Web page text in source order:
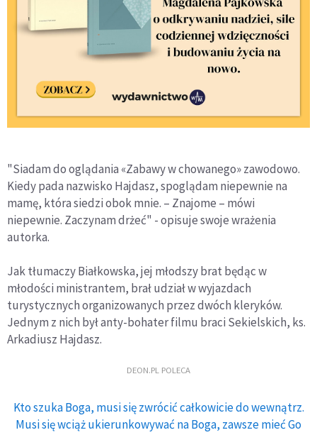
"Siadam do oglądania «Zabawy w chowanego»zawodowo.
Kiedy pada nazwisko Hajdasz, spoglądam niepewnie na
mamę, która siedzi obok mnie. – Znajome – mówi
niepewnie. Zaczynam drżeć" - opisuje swoje wrażenia
autorka.
Jak tłumaczy Białkowska, jej młodszy brat będąc w
młodości ministrantem, brał udział w wyjazdach
turystycznych organizowanych przez dwóch kleryków.
Jednym z nich był anty-bohater filmu braci Sekielskich, ks.
Arkadiusz Hajdasz.
DEON.PL POLECA
Kto szuka Boga, musi się zwrócić całkowicie do wewnątrz.
Musi się wciąż ukierunkowywać na Boga, zawsze mieć Go